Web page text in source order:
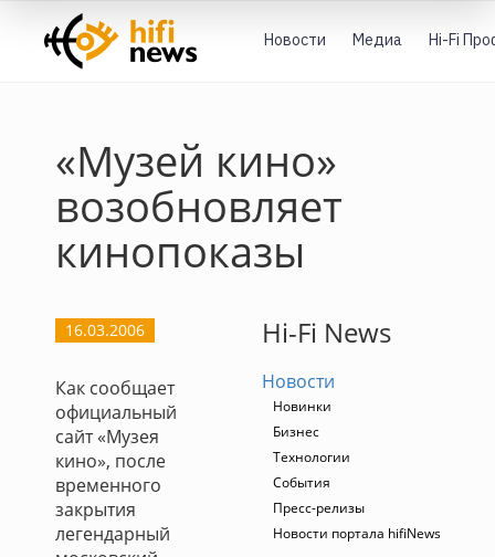
Новости Медиа Hi-Fi
«Музей кино»
возобновляет
кинопоказы
16.03.2006
Как сообщает
официальный
сайт «Музея
кино», после
временного
закрытия
легендарный
Hi-Fi News
Новости
Новинки
Бизнес
Технологии
События
Пресс-релизы
Новости портала hifiNews